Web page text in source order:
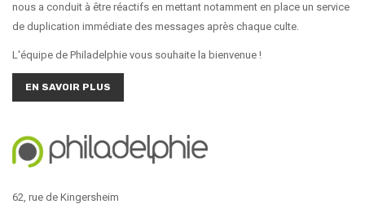
nous a conduit à être réactifs en mettant notamment en place un service
de duplication immédiate des messages après chaque culte.
L'équipe de Philadelphie vous souhaite la bienvenue !
EN SAVOIR PLUS
62, rue de Kingersheim